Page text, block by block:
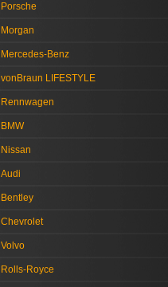
Porsche
Morgan
Mercedes-Benz
vonBraun LIFESTYLE
Rennwagen
BMW
Nissan
Audi
Bentley
Chevrolet
Volvo
Rolls-Royce